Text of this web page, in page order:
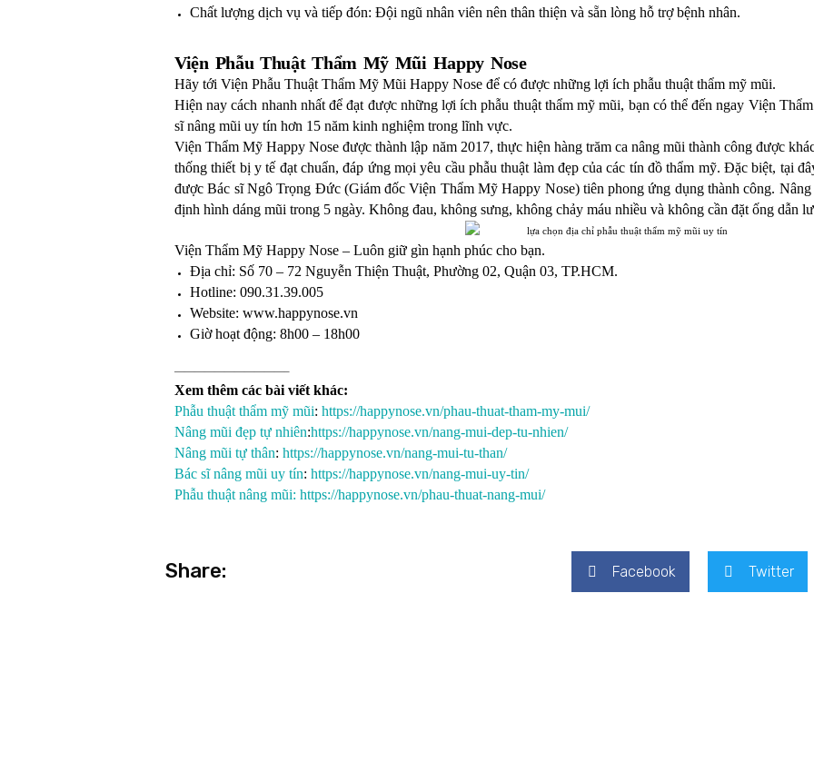
Chất lượng dịch vụ và tiếp đón: Đội ngũ nhân viên nên thân thiện và sẵn lòng hỗ trợ bệnh nhân.
Viện Phẫu Thuật Thẩm Mỹ Mũi Happy Nose
Hãy tới Viện Phẫu Thuật Thẩm Mỹ Mũi Happy Nose để có được những lợi ích phẫu thuật thẩm mỹ mũi.
Hiện nay cách nhanh nhất để đạt được những lợi ích phẫu thuật thẩm mỹ mũi, bạn có thể đến ngay Viện
sĩ nâng mũi uy tín hơn 15 năm kinh nghiệm trong lĩnh vực.
Viện Thẩm Mỹ Happy Nose được thành lập năm 2017, thực hiện hàng trăm ca nâng mũi thành công được
thống thiết bị y tế đạt chuẩn, đáp ứng mọi yêu cầu phẫu thuật làm đẹp của các tín đồ thẩm mỹ. Đặc biệt, tại
được Bác sĩ Ngô Trọng Đức (Giám đốc Viện Thẩm Mỹ Happy Nose) tiên phong ứng dụng thành công.
định hình dáng mũi trong 5 ngày. Không đau, không sưng, không chảy máu nhiều và không cần đặt ống dẫn
Viện Thẩm Mỹ Happy Nose – Luôn giữ gìn hạnh phúc cho bạn.
Địa chỉ: Số 70 – 72 Nguyễn Thiện Thuật, Phường 02, Quận 03, TP.HCM.
Hotline: 090.31.39.005
Website: www.happynose.vn
Giờ hoạt động: 8h00 – 18h00
———————————–
Xem thêm các bài viết khác:
Phẫu thuật thẩm mỹ mũi: https://happynose.vn/phau-thuat-tham-my-mui/
Nâng mũi đẹp tự nhiên:https://happynose.vn/nang-mui-dep-tu-nhien/
Nâng mũi tự thân: https://happynose.vn/nang-mui-tu-than/
Bác sĩ nâng mũi uy tín: https://happynose.vn/nang-mui-uy-tin/
Phẫu thuật nâng mũi: https://happynose.vn/phau-thuat-nang-mui/
Share: Facebook Twitter